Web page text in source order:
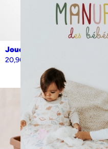
Jouet camion benne milk
20,90